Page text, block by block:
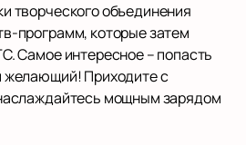
творческого объединения
программ, которые затем
Самое интересное – попасть
желающий! Приходите с
мощным зарядом